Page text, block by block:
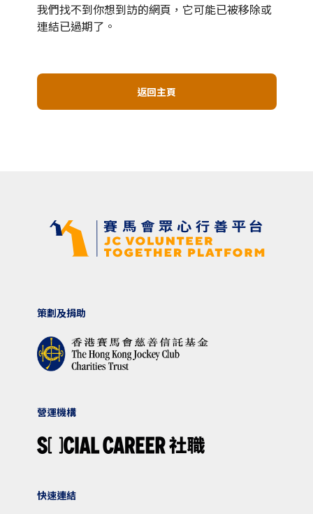
我們找不到你想到訪的網頁，它可能已被移除或
連結已過期了。
返回主頁
策劃及捐助
營運機構
快速連結